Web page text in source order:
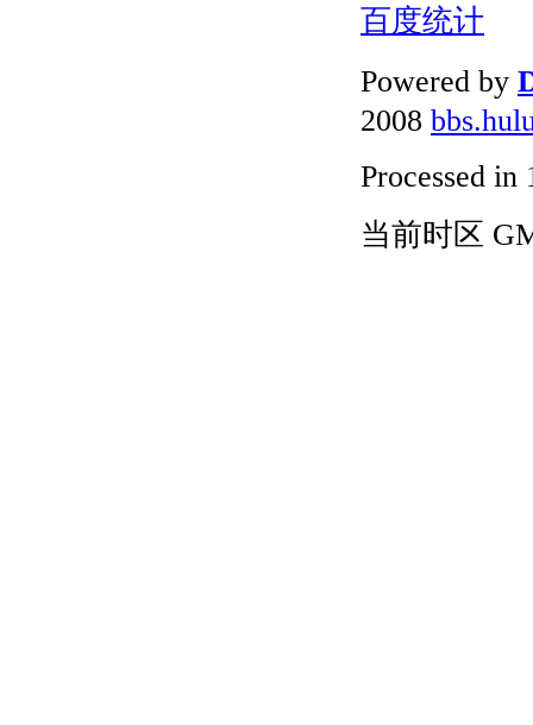
百度统计
Powered by
2008
Processed in
当前时区